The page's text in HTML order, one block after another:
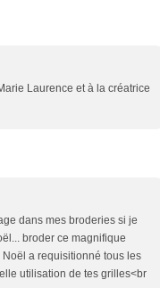
Laurence et à la créatrice
dans mes broderies si je
broder ce magnifique
a requisitionné tous les
utilisation de tes grilles<br